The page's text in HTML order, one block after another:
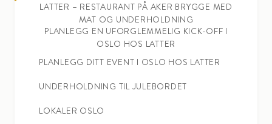
LATTER – RESTAURANT PÅ AKER BRYGGE MED
MAT OG UNDERHOLDNING
PLANLEGG EN UFORGLEMMELIG KICK-OFF I
OSLO HOS LATTER
PLANLEGG DITT EVENT I OSLO HOS LATTER
UNDERHOLDNING TIL JULEBORDET
LOKALER OSLO